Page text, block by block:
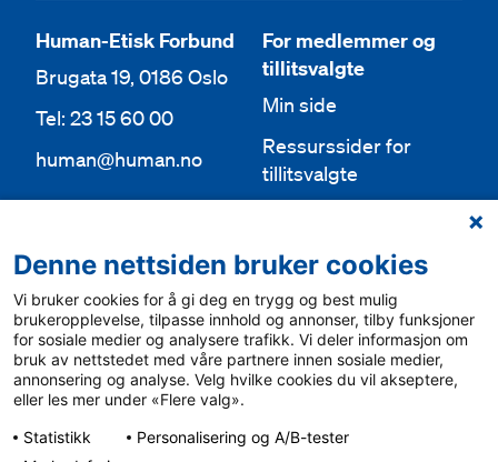
Human-Etisk Forbund
Brugata 19, 0186 Oslo
Tel: 23 15 60 00
human@human.no
Aktuelt
For media
Ledige stillinger
English
Sámegiel álgosiidui
For medlemmer og
tillitsvalgte
Min side
Ressurssider for
tillitsvalgte
Bli medlem
Bli frivillig
Personvern & cookies
Denne nettsiden bruker cookies
Vi bruker cookies for å gi deg en trygg og best mulig
brukeropplevelse, tilpasse innhold og annonser, tilby funksjoner
for sosiale medier og analysere trafikk. Vi deler informasjon om
bruk av nettstedet med våre partnere innen sosiale medier,
annonsering og analyse. Velg hvilke cookies du vil akseptere,
eller les mer under «Flere valg».
Statistikk
Personalisering og A/B-tester